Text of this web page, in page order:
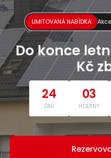
LIMITOVANÁ NABÍDKA
Do konce
Kč
24
DNÍ
03
HODINY